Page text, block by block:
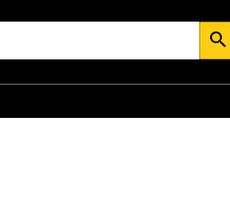
search